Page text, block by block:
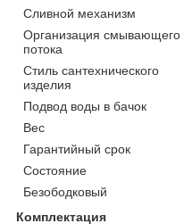
Сливной механизм
Организация смывающего
потока
Стиль сантехнического
изделия
Подвод воды в бачок
Вес
Гарантийный срок
Состояние
Безободковый
Комплектация